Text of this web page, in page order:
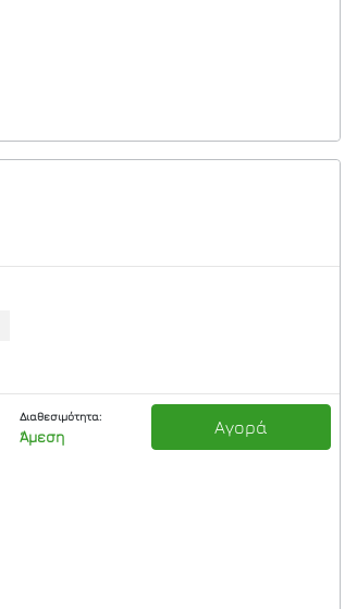
Διαθεσιμότητα:
Άμεση Αγορά